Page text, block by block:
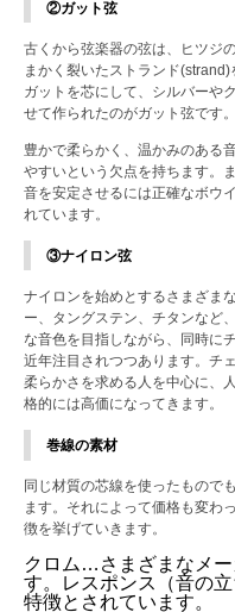
②ガット弦
古くから弦楽器の弦は、ヒツジ
まかく裂いたストランド
ガットを芯にして、シルバーや
せて作られたのがガット弦です。
豊かで柔らかく、温かみのある
やすいという欠点を持ちます。
音を安定させるには正確なボウ
れています。
③ナイロン弦
ナイロンを始めとするさまざま
ー、タングステン、チタンなど
な音色を目指しながら、同時に
近年注目されつつあります。チ
柔らかさを求める人を中心に、
格的には高価になってきます。
巻線の素材
同じ材質の芯線を使ったもので
ます。それによって価格も変わ
徴を挙げていきます。
クロム…さまざまなメ
す。レスポンス（音の
特徴とされています。